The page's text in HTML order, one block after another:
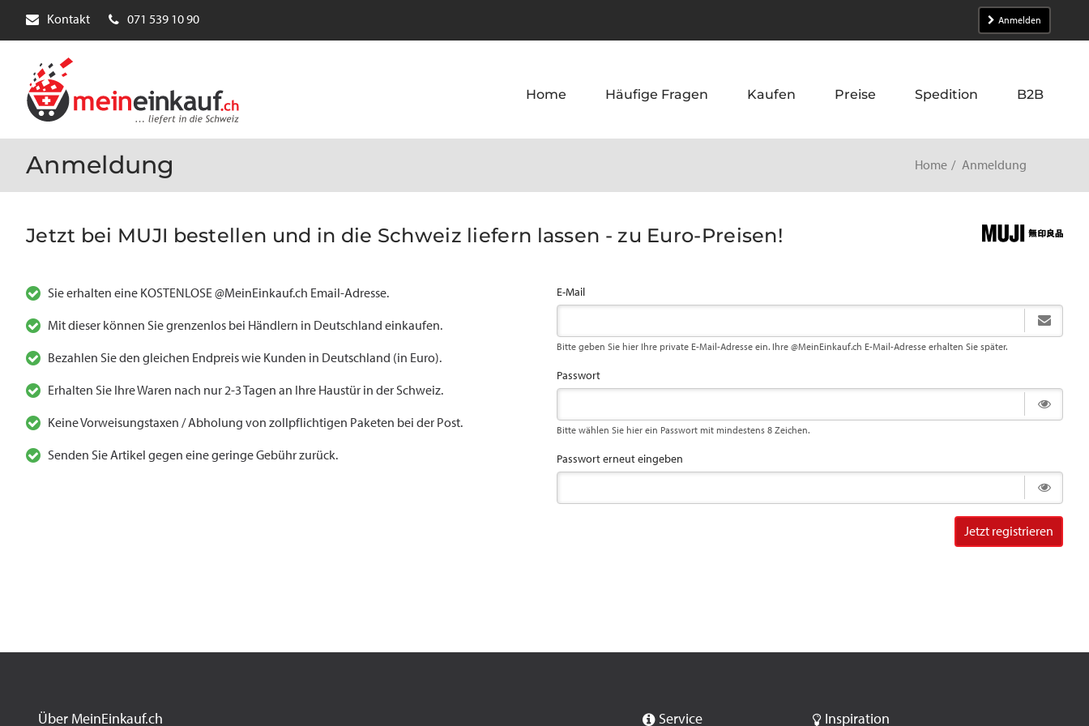
Kontakt 071 539 10 90 Anmelden
Home Häufige Fragen Kaufen Preise Spedition B2B
Anmeldung Home Anmeldung
Jetzt bei MUJI bestellen und in die Schweiz liefern lassen - zu Euro-Preisen!
E-Mail
Bitte geben Sie hier Ihre private E-Mail-Adresse ein. Ihre @MeinEinkauf.ch E-Mail-Adresse erhalten Sie später.
Passwort
Bitte wählen Sie hier ein Passwort mit mindestens 8 Zeichen.
Passwort erneut eingeben
Jetzt registrieren
Sie erhalten eine KOSTENLOSE @MeinEinkauf.ch Email-Adresse.
Mit dieser können Sie grenzenlos bei Händlern in Deutschland einkaufen.
Bezahlen Sie den gleichen Endpreis wie Kunden in Deutschland (in Euro).
Erhalten Sie Ihre Waren nach nur 2-3 Tagen an Ihre Haustür in der Schweiz.
Keine Vorweisungstaxen / Abholung von zollpflichtigen Paketen bei der Post.
Senden Sie Artikel gegen eine geringe Gebühr zurück.
Über MeinEinkauf.ch Service Inspiration